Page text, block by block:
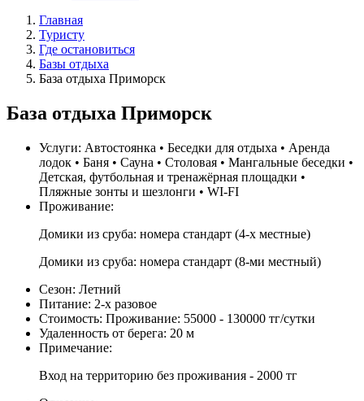
Главная
Туристу
Где остановиться
Базы отдыха
База отдыха Приморск
База отдыха Приморск
Услуги: Автостоянка • Беседки для отдыха • Аренда
лодок • Баня • Сауна • Столовая • Мангальные беседки •
Детская, футбольная и тренажёрная площадки •
Пляжные зонты и шезлонги • WI-FI
Проживание:
Домики из сруба: номера стандарт (4-х местные)
Домики из сруба: номера стандарт (8-ми местный)
Сезон: Летний
Питание: 2-х разовое
Стоимость: Проживание: 55000 - 130000 тг/сутки
Удаленность от берега: 20 м
Примечание:
Вход на территорию без проживания - 2000 тг